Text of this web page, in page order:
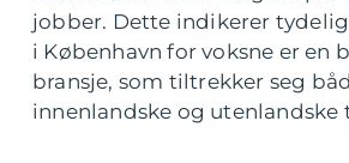
jobber. Dette indikerer
i København for voksne er en
bransje, som tiltrekker seg
innenlandske og utenlandske